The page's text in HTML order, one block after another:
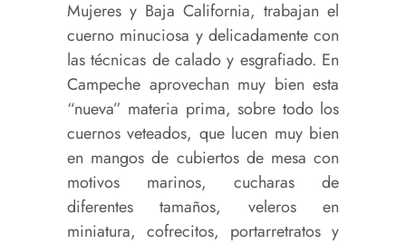
Mujeres y Baja California, trabajan el
cuerno minuciosa y delicadamente con
las técnicas de calado y esgrafiado. En
Campeche aprovechan muy bien esta
“nueva” materia prima, sobre todo los
cuernos veteados, que lucen muy bien
en mangos de cubiertos de mesa con
motivos marinos, cucharas de
diferentes tamaños, veleros en
miniatura, cofrecitos, portarretratos y